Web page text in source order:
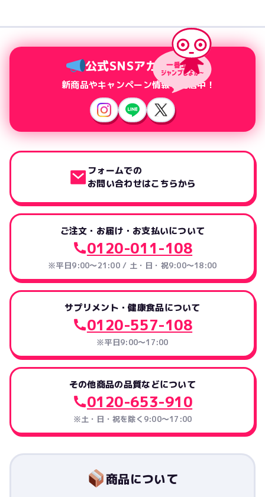
公式SNSアカウント
新商品やキャンペーン情報を配信中！
フォームでの
お問い合わせはこちらから
ご注文・お届け・お支払いについて
0120-011-108
※平日9:00～21:00 / 土・日・祝9:00～18:00
サプリメント・健康食品について
0120-557-108
※平日9:00～17:00
その他商品の品質などについて
0120-653-910
※土・日・祝を除く9:00〜17:00
商品について